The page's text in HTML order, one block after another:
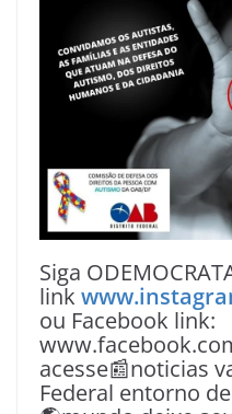
Siga
link
ou Facebook link:
acesse📰noticias
Federal entorno